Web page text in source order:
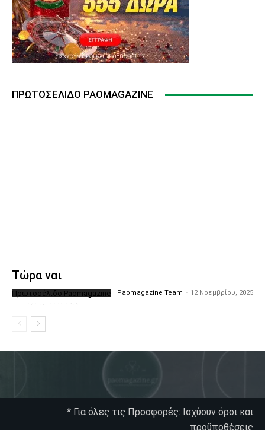
ΠΡΩΤΟΣΈΛΙΔΟ PAOMAGAZINE
Τώρα ναι
Πρωτοσέλιδο Paomagazine Paomagazine Team - 12 Νοεμβρίου, 2025
* Για όλες τις Προσφορές: Ισχύουν όροι και
προϋποθέσεις